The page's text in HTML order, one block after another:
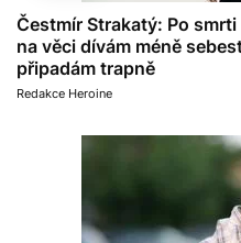
Čestmír Strakatý: Po
na věci dívám méně
připadám trapně
Redakce Heroine